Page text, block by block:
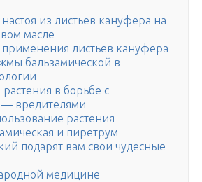
из листьев кануфера на
масле
применения листьев кануфера
бальзамической в
в борьбе с
вредителями
растения
и пиретрум
подарят вам свои чудесные
медицине